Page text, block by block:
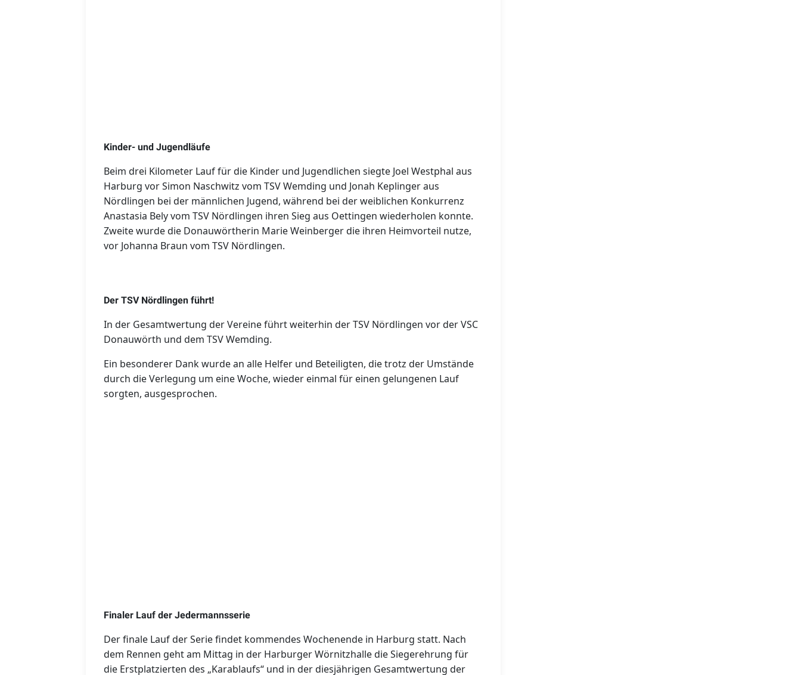
Kinder- und Jugendläufe
Beim drei Kilometer Lauf für die Kinder und Jugendlichen siegte Joel Westphal aus
Harburg vor Simon Naschwitz vom TSV Wemding und Jonah Keplinger aus
Nördlingen bei der männlichen Jugend, während bei der weiblichen Konkurrenz
Anastasia Bely vom TSV Nördlingen ihren Sieg aus Oettingen wiederholen konnte.
Zweite wurde die Donauwörtherin Marie Weinberger die ihren Heimvorteil nutze,
vor Johanna Braun vom TSV Nördlingen.
Der TSV Nördlingen führt!
In der Gesamtwertung der Vereine führt weiterhin der TSV Nördlingen vor der VSC
Donauwörth und dem TSV Wemding.
Ein besonderer Dank wurde an alle Helfer und Beteiligten, die trotz der Umstände
durch die Verlegung um eine Woche, wieder einmal für einen gelungenen Lauf
sorgten, ausgesprochen.
Finaler Lauf der Jedermannsserie
Der finale Lauf der Serie findet kommendes Wochenende in Harburg statt. Nach
dem Rennen geht am Mittag in der Harburger Wörnitzhalle die Siegerehrung für
die Erstplatzierten des „Karablaufs“ und in der diesjährigen Gesamtwertung der